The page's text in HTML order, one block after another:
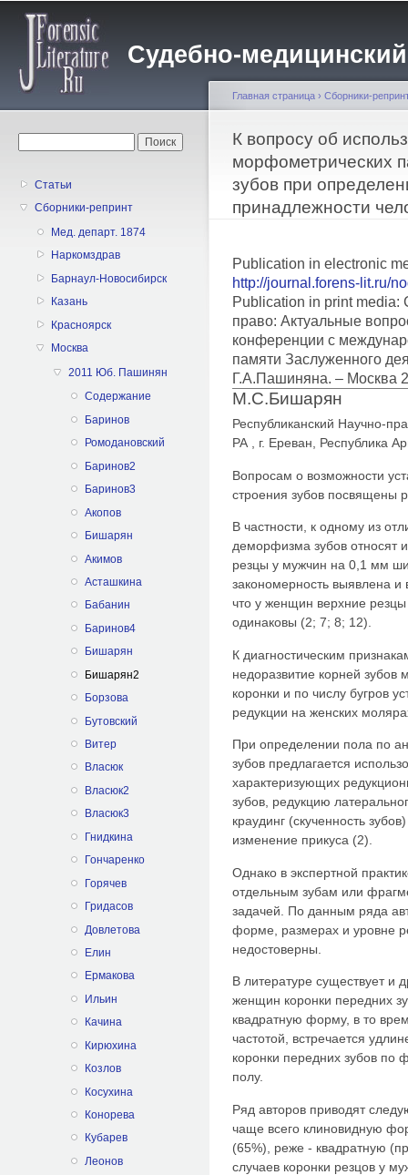
Судебно-
Статьи
Сборники-репринт
Мед. департ. 1874
Наркомздрав
Барнаул-Новосибирск
Казань
Красноярск
Москва
2011 Юб. Пашинян
Содержание
Баринов
Ромодановский
Баринов2
Баринов3
Акопов
Бишарян
Акимов
Асташкина
Бабанин
Баринов4
Бишарян
Бишарян2
Борзова
Бутовский
Витер
Власюк
Власюк2
Власюк3
Гнидкина
Гончаренко
Горячев
Гридасов
Довлетова
Елин
Ермакова
Ильин
Качина
Кирюхина
Козлов
Косухина
Конорева
Кубарев
Леонов
Вы здесь
Главная страница › Сборники-
К вопросу об
морфометрических
зубов при
принадлежности
Publication in electronic
http://journal.forens-lit.ru/
Publication in print media:
право: Актуальные
конференции с
памяти Заслуженного
Г.А.Пашиняна. – Москва
М.С.Бишарян
Республиканский Научно-
РА , г. Ереван, Республика
Вопросам о возможности
строения зубов посвящены
В частности, к одному из
деморфизма зубов относят
резцы у мужчин на 0,1 мм
закономерность выявлена и
что у женщин верхние
одинаковы (2; 7; 8; 12).
К диагностическим
недоразвитие корней
коронки и по числу бугров
редукции на женских
При определении пола по
зубов предлагается
характеризующих
зубов, редукцию
краудинг (скученность
изменение прикуса (2).
Однако в экспертной
отдельным зубам или
задачей. По данным ряда
форме, размерах и уровне
недостоверны.
В литературе существует и
женщин коронки передних
квадратную форму, в то
частотой, встречается
коронки передних зубов по
полу.
Ряд авторов приводят
чаще всего клиновидную
(65%), реже - квадратную
случаев коронки резцов у